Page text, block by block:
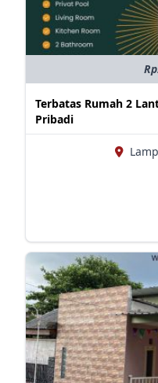
Terbatas Rumah 2
Pribadi